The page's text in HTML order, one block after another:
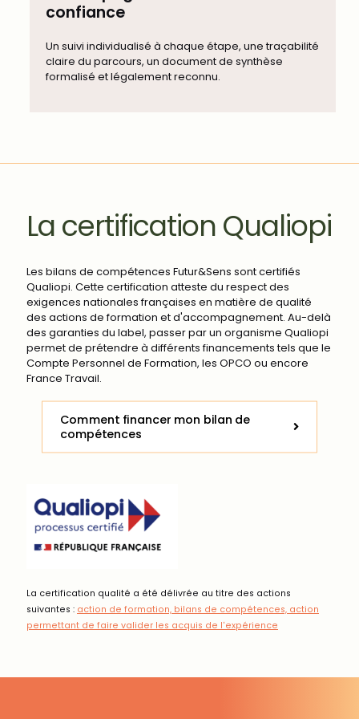
confiance
Un suivi individualisé à chaque étape, une traçabilité
claire du parcours, un document de synthèse
formalisé et légalement reconnu.
La certification Qualiopi
Les bilans de compétences Futur&Sens sont certifiés
Qualiopi. Cette certification atteste du respect des
exigences nationales françaises en matière de qualité
des actions de formation et d'accompagnement. Au-delà
des garanties du label, passer par un organisme Qualiopi
permet de prétendre à différents financements tels que le
Compte Personnel de Formation, les OPCO ou encore
France Travail.
Comment financer mon bilan de
compétences
La certification qualité a été délivrée au titre des actions
suivantes : action de formation, bilans de compétences, action
permettant de faire valider les acquis de l'expérience